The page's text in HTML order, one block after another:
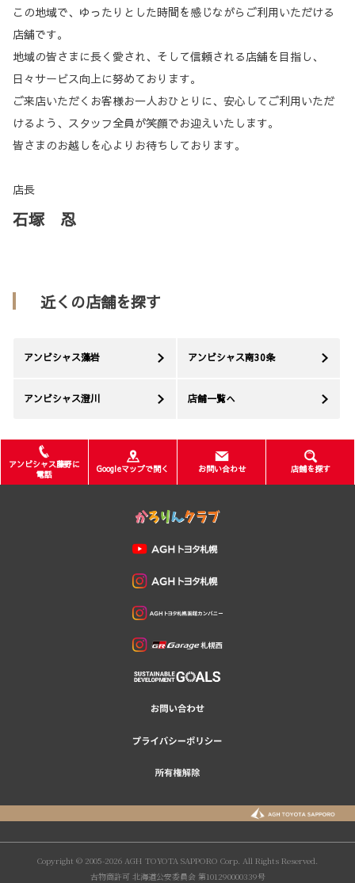
この地域で、ゆったりとした時間を感じながらご利用いただける
店舗です。
地域の皆さまに長く愛され、そして信頼される店舗を目指し、
日々サービス向上に努めております。
ご来店いただくお客様お一人おひとりに、安心してご利用いただ
けるよう、スタッフ全員が笑顔でお迎えいたします。
皆さまのお越しを心よりお待ちしております。
店長
石塚 忍
近くの店舗を探す
アンビシャス藻岩 アンビシャス南30条
アンビシャス澄川 店舗一覧へ
アンビシャス藤野に
電話
Googleマップで開く お問い合わせ 店舗を探す
Copyright © 2005-2026 AGH TOYOTA SAPPORO Corp. All Rights Reserved.
古物商許可 北海道公安委員会 第101290000339号